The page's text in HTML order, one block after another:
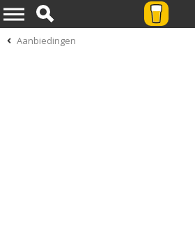
Aanbiedingen